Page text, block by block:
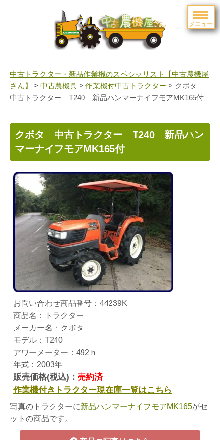
メニュー
navigation
中古トラクター・新品作業機のスペシャリスト【中古農機屋
さん】
> 中古農機具 > 作業機付中古トラクター > クボタ
中古トラクター T240 新品ハンマーナイフモアMK165付
クボタ 中古トラクター T240 新品ハン
マーナイフモアMK165付
お問い合わせ商品番号：44239K
商品名：トラクター
メーカー名：クボタ
モデル：T240
アワーメーター：492ｈ
年式：2003年
販売価格(税込)： 売約済
作業機付きトラクター現在庫一覧はこちら
写真のトラクターに新品ハンマーナイフモアMK165がセ
ットの商品です。